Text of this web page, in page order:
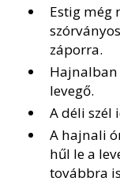
Estig még
záporra.
Hajnalban
levegő.
A déli szél
A hajnali
hűl le a
továbbra